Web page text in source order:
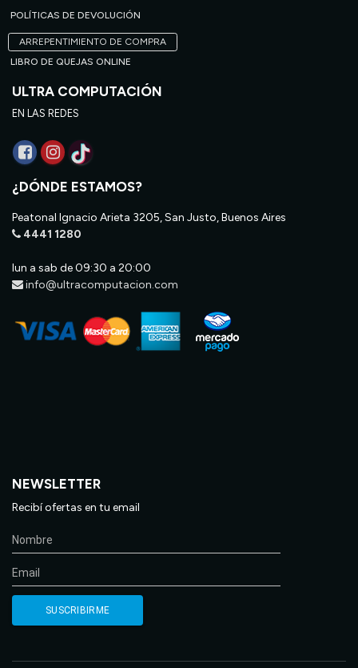
POLÍTICAS DE DEVOLUCIÓN
ARREPENTIMIENTO DE COMPRA
LIBRO DE QUEJAS ONLINE
ULTRA COMPUTACIÓN
EN LAS REDES
¿DÓNDE ESTAMOS?
Peatonal Ignacio Arieta 3205, San Justo, Buenos Aires
4441 1280
lun a sab de 09:30 a 20:00
info@ultracomputacion.com
NEWSLETTER
Recibí ofertas en tu email